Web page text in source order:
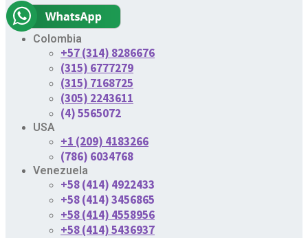
Colombia
+57 (314) 8286676
(315) 6777279
(315) 7168725
(305) 2243611
(4) 5565072
USA
+1 (209) 4183266
(786) 6034768
Venezuela
+58 (414) 4922433
+58 (414) 3456865
+58 (414) 4558956
+58 (414) 5436937